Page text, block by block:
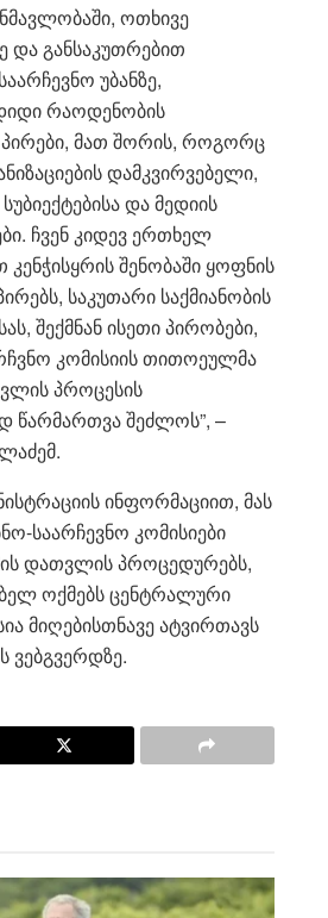
ოთხივე
და განსაკუთრებით
უბანზე,
რაოდენობის
მათ შორის, როგორც
დამკვირვებელი,
და მედიის
ჩვენ კიდევ ერთხელ
შენობაში ყოფნის
საკუთარი საქმიანობის
შექმნან ისეთი პირობები,
კომისიის თითოეულმა
პროცესის
წარმართვა შეძლოს”, –
ინფორმაციით, მას
საარჩევნო კომისიები
დათვლის პროცედურებს,
ოქმებს ცენტრალური
მიღებისთნავე ატვირთავს
ვებგვერდზე.